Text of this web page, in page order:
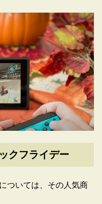
クフライデー
ついては、その人気商